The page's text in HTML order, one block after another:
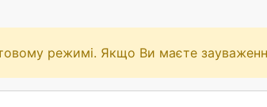
режимі. Якщо Ви маєте